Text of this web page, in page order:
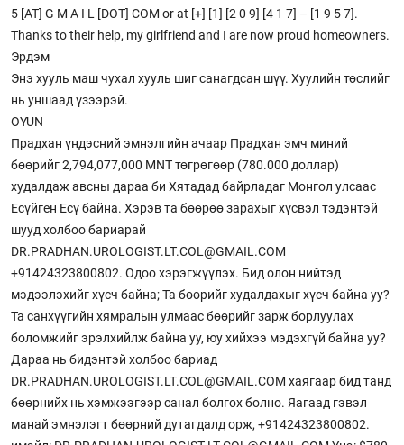
5 [AT] G M A I L [DOT] COM or at [+] [1] [2 0 9] [4 1 7] – [1 9 5 7].
Thanks to their help, my girlfriend and I are now proud homeowners.
Эрдэм
Энэ хууль маш чухал хууль шиг санагдсан шүү. Хуулийн төслийг
нь уншаад үзээрэй.
OYUN
Прадхан үндэсний эмнэлгийн ачаар Прадхан эмч миний
бөөрийг 2,794,077,000 MNT төгрөгөөр (780.000 доллар)
худалдаж авсны дараа би Хятадад байрладаг Монгол улсаас
Есүйген Есү байна. Хэрэв та бөөрөө зарахыг хүсвэл тэдэнтэй
шууд холбоо бариарай
DR.PRADHAN.UROLOGIST.LT.COL@GMAIL.COM
+91424323800802. Одоо хэрэгжүүлэх. Бид олон нийтэд
мэдээлэхийг хүсч байна; Та бөөрийг худалдахыг хүсч байна уу?
Та санхүүгийн хямралын улмаас бөөрийг зарж борлуулах
боломжийг эрэлхийлж байна уу, юу хийхээ мэдэхгүй байна уу?
Дараа нь бидэнтэй холбоо бариад
DR.PRADHAN.UROLOGIST.LT.COL@GMAIL.COM хаягаар бид танд
бөөрнийх нь хэмжээгээр санал болгох болно. Яагаад гэвэл
манай эмнэлэгт бөөрний дутагдалд орж, +91424323800802.